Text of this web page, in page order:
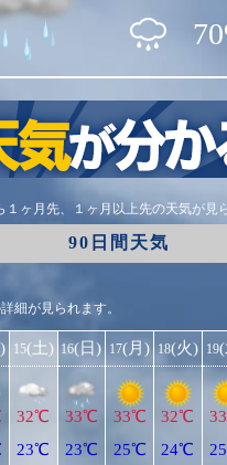
１ヶ月先、１ヶ月以上先の天気が見
90日間天気
細が見られます。
15(土)
32℃
23℃
16(日)
33℃
23℃
17(月)
33℃
25℃
18(火)
32℃
24℃
19(